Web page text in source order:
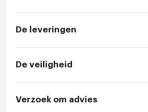
De leveringen
De veiligheid
Verzoek om advies